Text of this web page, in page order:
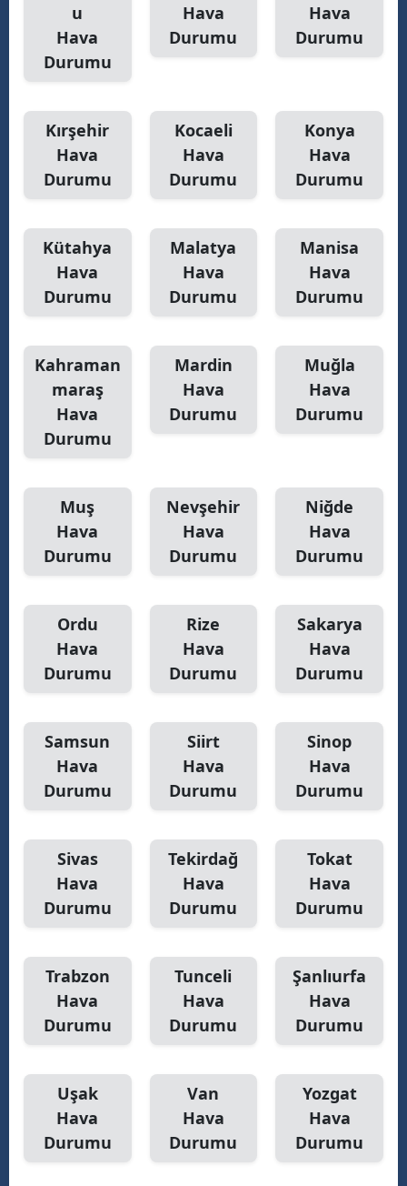
u
Hava
Durumu
Hava
Durumu
Hava
Durumu
Kırşehir
Hava
Durumu
Kocaeli
Hava
Durumu
Konya
Hava
Durumu
Kütahya
Hava
Durumu
Malatya
Hava
Durumu
Manisa
Hava
Durumu
Kahraman
maraş
Hava
Durumu
Mardin
Hava
Durumu
Muğla
Hava
Durumu
Muş
Hava
Durumu
Nevşehir
Hava
Durumu
Niğde
Hava
Durumu
Ordu
Hava
Durumu
Rize
Hava
Durumu
Sakarya
Hava
Durumu
Samsun
Hava
Durumu
Siirt
Hava
Durumu
Sinop
Hava
Durumu
Sivas
Hava
Durumu
Tekirdağ
Hava
Durumu
Tokat
Hava
Durumu
Trabzon
Hava
Durumu
Tunceli
Hava
Durumu
Şanlıurfa
Hava
Durumu
Uşak
Hava
Durumu
Van
Hava
Durumu
Yozgat
Hava
Durumu